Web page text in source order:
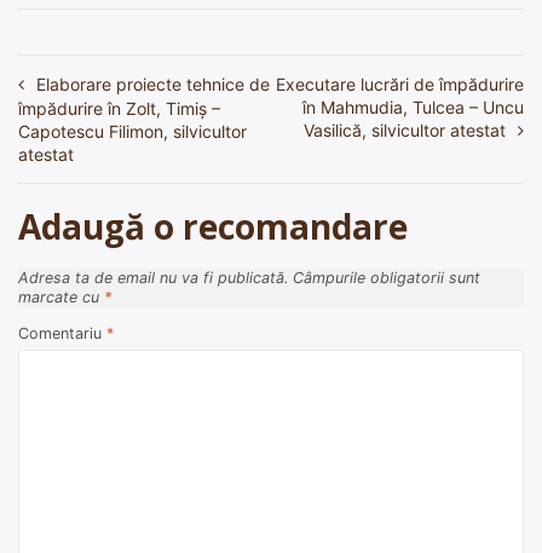
Navigare
în
articole
Elaborare proiecte tehnice de
împădurire în Zolt, Timiș –
Capotescu Filimon, silvicultor
atestat
Executare lucrări de împădurire
în Mahmudia, Tulcea – Uncu
Vasilică, silvicultor atestat
Adaugă o recomandare
Adresa ta de email nu va fi publicată. Câmpurile obligatorii sunt
marcate cu *
Comentariu *